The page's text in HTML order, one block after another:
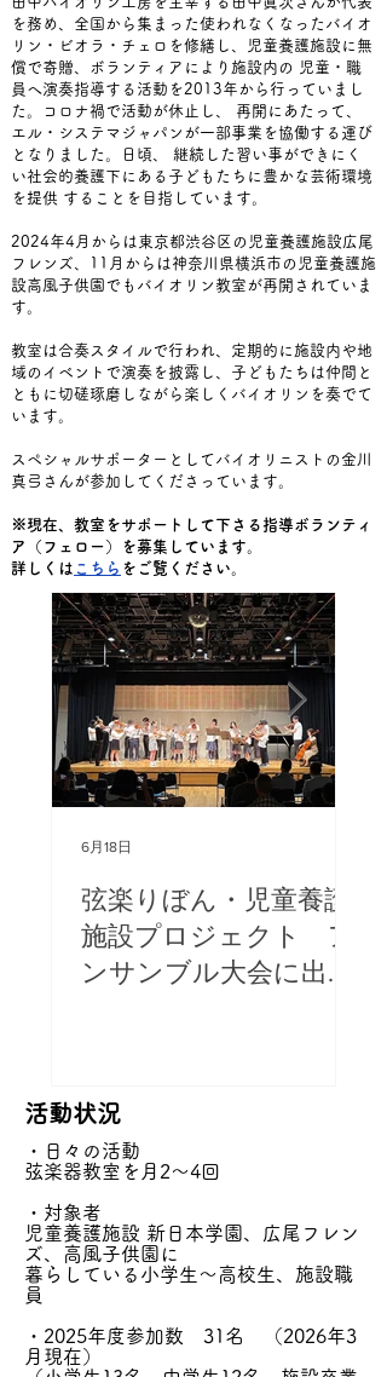
を務め、全国から集まった使われなくなったバイオ
リン・ビオラ・チェロを修繕し、児童養護施設に無
償で寄贈、ボランティアにより施設内の 児童・職
員へ演奏指導する活動を2013年から行っていまし
た。コロナ禍で活動が休止し、 再開にあたって、
エル・システマジャパンが一部事業を協働する運び
となりました。日頃、 継続した習い事ができにく
い社会的養護下にある子どもたちに豊かな芸術環境
を提供 することを目指しています。
2024年4月からは東京都渋谷区の児童養護施設広尾
フレンズ、11月からは神奈川県横浜市の児童養護施
設高風子供園でもバイオリン教室が再開されていま
す。
教室は合奏スタイルで行われ、定期的に施設内や地
域のイベントで演奏を披露し、子どもたちは仲間と
ともに切磋琢磨しながら楽しくバイオリンを奏でて
います。
​スペシャルサポーターとしてバイオリニストの金川
真弓さんが参加してくださっています。
※現在、教室をサポートして下さる指導ボランティ
ア（フェロー）を募集しています。
詳しくは こちら をご覧ください。
弦楽りぼん・児童養護
施設プロジェクト ア
ンサンブル大会に出
6月18日
活動状況
・日々の活動
弦楽器教室を月2～4回
・対象者
​児童養護施設 新日本学園、広尾フレン
ズ、高風子供園に
暮らしている小学生～高校生、施設職
員
・2025年度参加数 31名 （2026年3
月現在）